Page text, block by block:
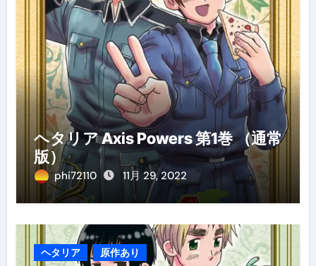
ヘタリア Axis Powers 第1巻 （通常
版）
phi72110 11月 29, 2022
ヘタリア 原作あり